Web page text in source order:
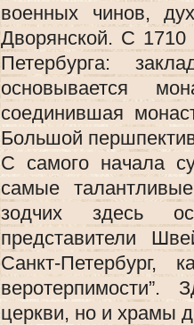
военных чинов,
Дворянской. С 1710
Петербурга:
основывается
соединившая
Большой
С самого начала
самые
зодчих здесь
представители
Санкт-
веротерпимости”.
церкви, но и храмы